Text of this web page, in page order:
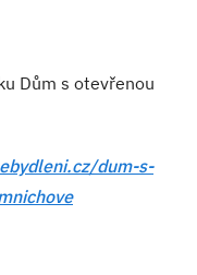
Dům s otevřenou
dum-s-